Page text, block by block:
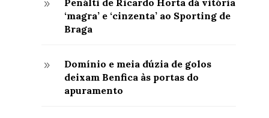
9
‘magra’ e ‘cinzenta’ ao Sporting de
Braga
9
Domínio e meia dúzia de golos
deixam Benfica às portas do
apuramento